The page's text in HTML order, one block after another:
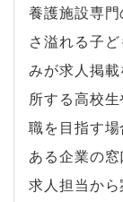
養護施設専
さ溢れる子
みが求人掲
所する高校
職を目指す
ある企業の
求人担当か